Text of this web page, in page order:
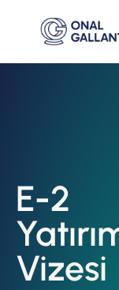
E-2
Vizesi